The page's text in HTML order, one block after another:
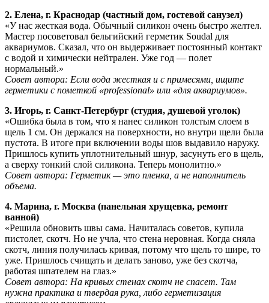
2. Елена, г. Краснодар (частный дом, гостевой санузел)
«У нас жесткая вода. Обычный силикон очень быстро желтел.
Мастер посоветовал бельгийский герметик Soudal для
аквариумов. Сказал, что он выдерживает постоянный контакт
с водой и химически нейтрален. Уже год — полет
нормальный.»
Совет автора: Если вода жесткая и с примесями, ищите
герметики с пометкой «professional» или «для аквариумов».
3. Игорь, г. Санкт-Петербург (студия, душевой уголок)
«Ошибка была в том, что я нанес силикон толстым слоем в
щель 1 см. Он держался на поверхности, но внутри щели была
пустота. В итоге при включении воды шов выдавило наружу.
Пришлось купить уплотнительный шнур, засунуть его в щель,
а сверху тонкий слой силикона. Теперь монолитно.»
Совет автора: Герметик — это пленка, а не наполнитель
объема.
4. Марина, г. Москва (панельная хрущевка, ремонт
ванной)
«Решила обновить швы сама. Начиталась советов, купила
пистолет, скотч. Но не учла, что стена неровная. Когда сняла
скотч, линия получилась кривая, потому что щель то шире, то
уже. Пришлось счищать и делать заново, уже без скотча,
работая шпателем на глаз.»
Совет автора: На кривых стенах скотч не спасет. Там
нужна практика и твердая рука, либо герметизация